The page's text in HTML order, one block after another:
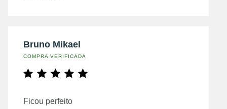
Bruno Mikael
COMPRA VERIFICADA
Ficou perfeito